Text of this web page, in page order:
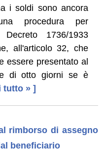
i soldi sono ancora
procedura per
1736/1933
all'articolo 32, che
essere presentato al
di otto giorni se è
tutto » ]
rimborso di assegno
beneficiario